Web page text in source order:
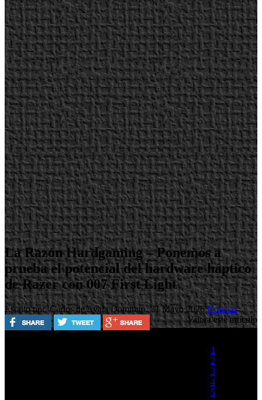
La Razón Hardgaming – Ponemos a
prueba el potencial del hardware háptico
de Razer con 007 First Light
Escrito por Carlos de Ayala Domingo, 31 Mayo 2026Noticias
Valora este artículo
1
2
3
4
5